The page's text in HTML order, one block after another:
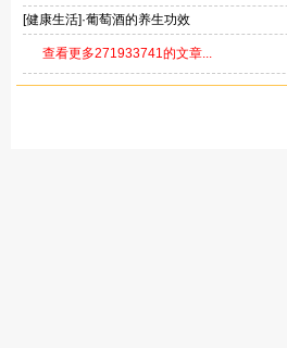
[健康生活]·葡萄酒的养生功效
查看更多271933741的文章...